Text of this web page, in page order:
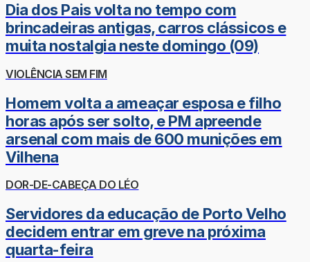
Dia dos Pais volta no tempo com
brincadeiras antigas, carros clássicos e
muita nostalgia neste domingo (09)
VIOLÊNCIA SEM FIM
Homem volta a ameaçar esposa e filho
horas após ser solto, e PM apreende
arsenal com mais de 600 munições em
Vilhena
DOR-DE-CABEÇA DO LÉO
Servidores da educação de Porto Velho
decidem entrar em greve na próxima
quarta-feira